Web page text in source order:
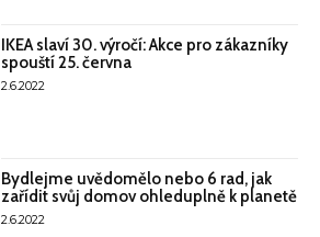
IKEA slaví 30. výročí: Akce pro zákazníky
spouští 25. června
2.6.2022
Bydlejme uvědomělo nebo 6 rad, jak
zařídit svůj domov ohleduplně k planetě
2.6.2022